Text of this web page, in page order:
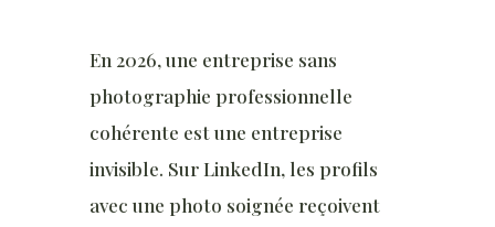
En 2026, une entreprise sans
photographie professionnelle
cohérente est une entreprise
invisible. Sur LinkedIn, les profils
avec une photo soignée reçoivent